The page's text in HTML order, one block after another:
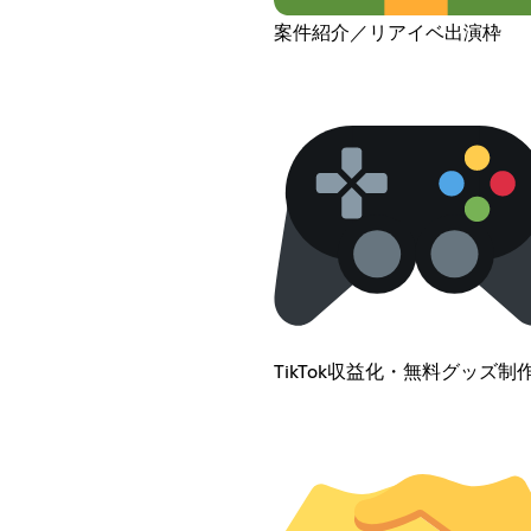
案件紹介／リアイベ出演枠
TikTok収益化・無料グッズ制